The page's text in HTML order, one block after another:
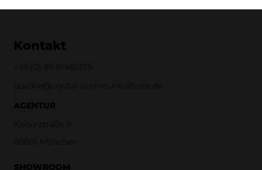
Kontakt
sparkle@crystal-communications.de
+49 (0) 89 61465225
AGENTUR
SHOWROOM